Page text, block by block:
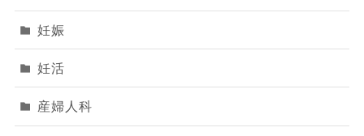
妊娠
妊活
産婦人科